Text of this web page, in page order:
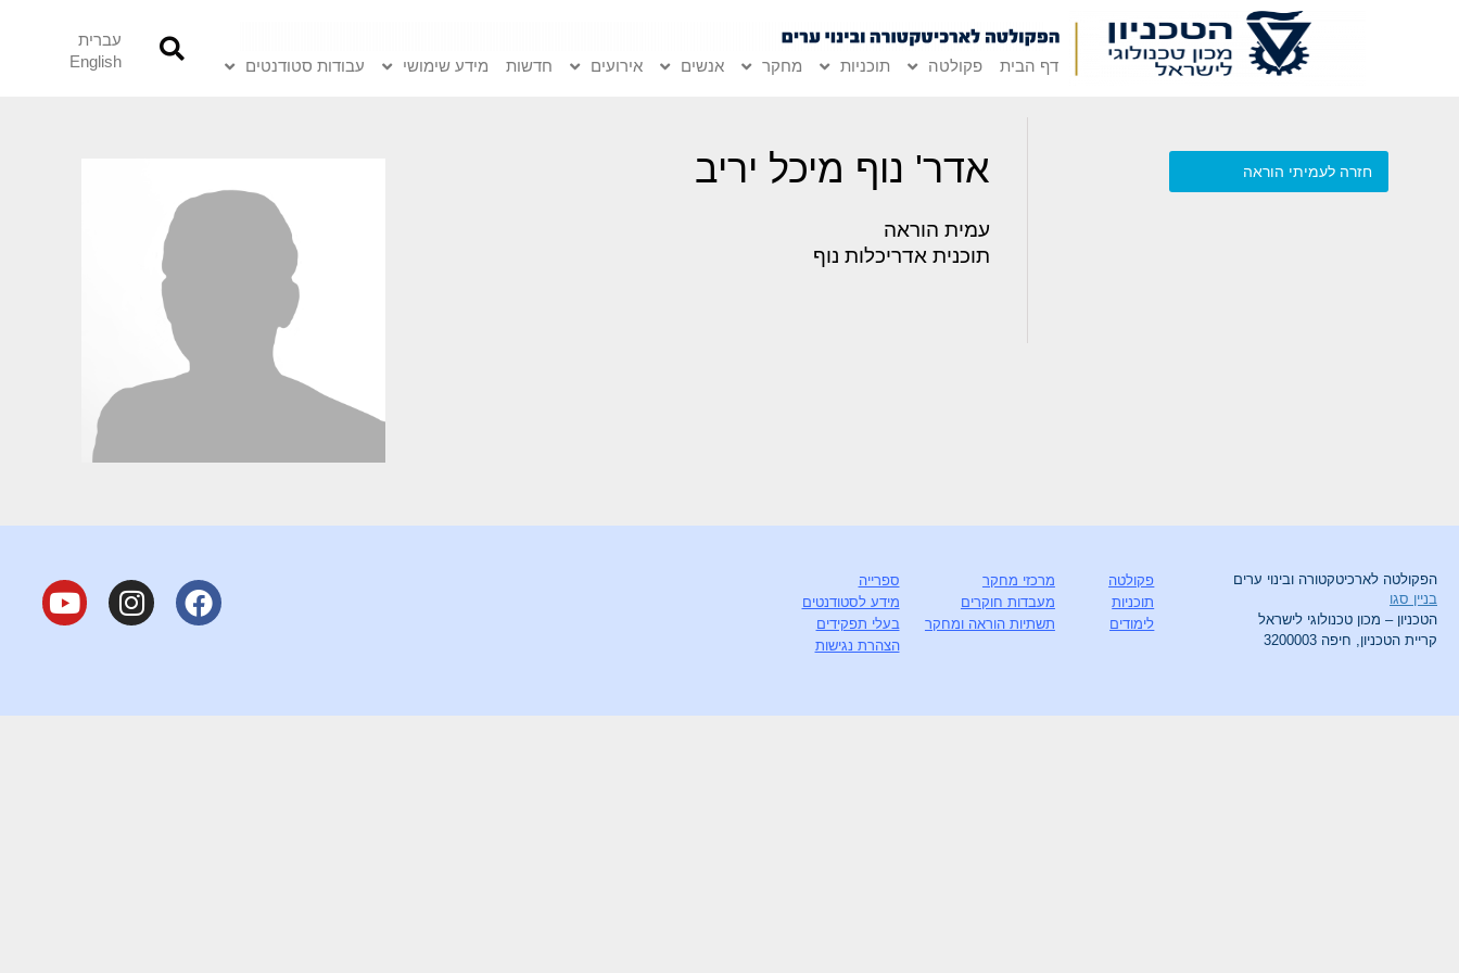
דף הבית פקולטה תוכניות מחקר אנשים אירועים חדשות מידע שימושי עבודות סטודנטים
עברית
English
חזרה לעמיתי הוראה אדר' נוף מיכל יריב
עמית הוראה
תוכנית אדריכלות נוף
הפקולטה לארכיטקטורה ובינוי ערים
בניין סגו
הטכניון – מכון טכנולוגי לישראל
קריית הטכניון, חיפה 3200003
פקולטה
תוכניות
לימודים
מרכזי מחקר
מעבדות חוקרים
תשתיות הוראה ומחקר
ספרייה
מידע לסטודנטים
בעלי תפקידים
הצהרת נגישות